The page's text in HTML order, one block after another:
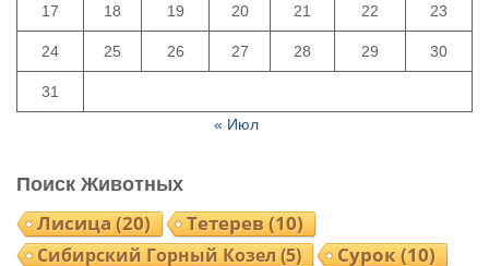
17 18 19 20 21 22 23
24 25 26 27 28 29 30
31
« Июл
Поиск Животных
Лисица(20) Тетерев(10)
Сибирский Горный Козел(5) Сурок(10)